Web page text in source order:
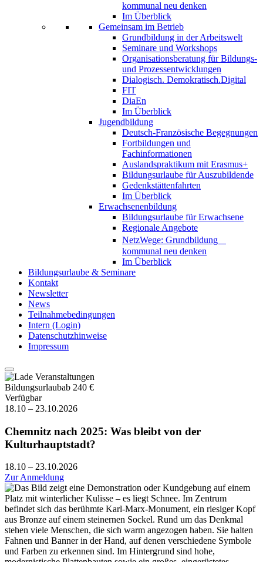
kommunal neu denken
Im Überblick
Gemeinsam im Betrieb
Grundbildung in der Arbeitswelt
Seminare und Workshops
Organisationsberatung für Bildungs-
und Prozessentwicklungen
Dialogisch. Demokratisch.Digital
FIT
DiaEn
Im Überblick
Jugendbildung
Deutsch-Französische Begegnungen
Fortbildungen und
Fachinformationen
Auslandspraktikum mit Erasmus+
Bildungsurlaube für Auszubildende
Gedenkstättenfahrten
Im Überblick
Erwachsenenbildung
Bildungsurlaube für Erwachsene
Regionale Angebote
NetzWege: Grundbildung
kommunal neu denken
Im Überblick
Bildungsurlaube & Seminare
Kontakt
Newsletter
News
Teilnahmebedingungen
Intern (Login)
Datenschutzhinweise
Impressum
Bildungsurlaubab 240 €
Verfügbar
18.10 – 23.10.2026
Chemnitz nach 2025: Was bleibt von der
Kulturhauptstadt?
18.10 – 23.10.2026
Zur Anmeldung